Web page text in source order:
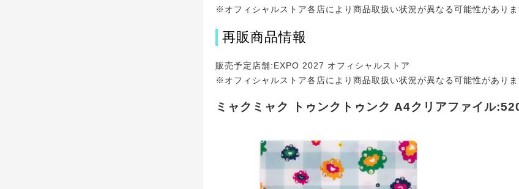
※オフィシャルストア各店により商品取扱い状況が異なる可能性がありま
再販商品情報
販売予定店舗:EXPO 2027 オフィシャルストア
※オフィシャルストア各店により商品取扱い状況が異なる可能性がありま
ミャクミャク トゥンクトゥンク A4クリアファイル